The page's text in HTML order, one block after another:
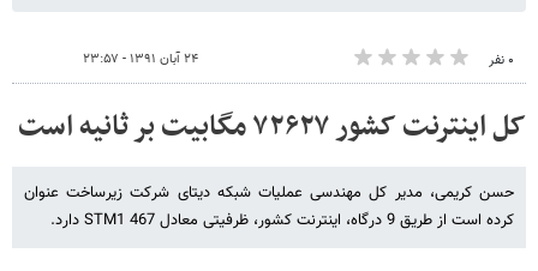
۰ نفر ۲۴ آبان ۱۳۹۱ - ۲۳:۵۷
کل اینترنت کشور ۷۲۶۲۷ مگابیت بر ثانیه است
حسن کریمی، مدیر کل مهندسی عملیات شبکه دیتای شرکت زیرساخت عنوان
کرده است از طریق 9 درگاه، اینترنت کشور، ظرفیتی معادل 467 STM1 دارد.